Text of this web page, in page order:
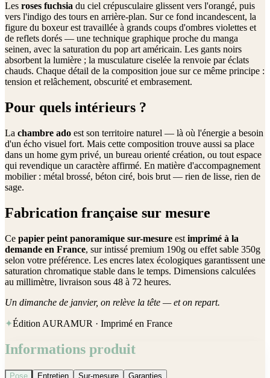
Les roses fuchsia du ciel crépusculaire glissent vers l'orangé, puis
vers l'indigo des tours en arrière-plan. Sur ce fond incandescent, la
figure du boxeur est travaillée à grands coups d'ombres violettes et
de reflets dorés — une technique graphique proche du manga
seinen, avec la saturation du pop art américain. Les gants noirs
absorbent la lumière ; la musculature ciselée la renvoie par éclats
chauds. Chaque détail de la composition joue sur ce même principe :
tension et relâchement, obscurité et embrasement.
Pour quels intérieurs ?
La chambre ado est son territoire naturel — là où l'énergie a besoin
d'un écho visuel fort. Mais cette composition trouve aussi sa place
dans un home gym privé, un bureau orienté création, ou tout espace
qui revendique un caractère affirmé. En matière d'accompagnement
mobilier : métal brossé, béton ciré, bois brut — rien de lisse, rien de
sage.
Fabrication française sur mesure
Ce papier peint panoramique sur-mesure est imprimé à la
demande en France, sur intissé premium 190g ou effet sable 350g
selon votre préférence. Les encres latex écologiques garantissent une
saturation chromatique stable dans le temps. Dimensions calculées
au millimètre, livraison sous 48 à 72 heures.
Un dimanche de janvier, on relève la tête — et on repart.
✦Édition AURAMUR · Imprimé en France
Informations produit
Pose Entretien Sur-mesure Garanties